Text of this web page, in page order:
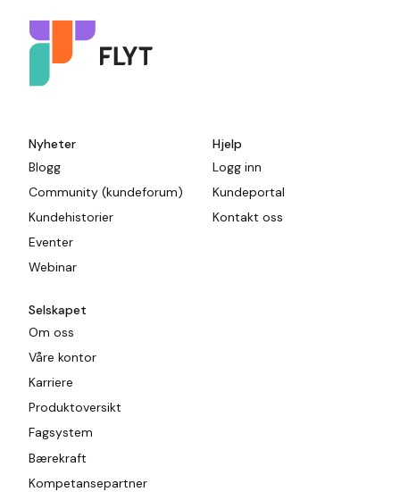
Nyheter
Blogg
Community (kundeforum)
Kundehistorier
Eventer
Webinar
Hjelp
Logg inn
Kundeportal
Kontakt oss
Selskapet
Om oss
Våre kontor
Karriere
Produktoversikt
Fagsystem
Bærekraft
Kompetansepartner